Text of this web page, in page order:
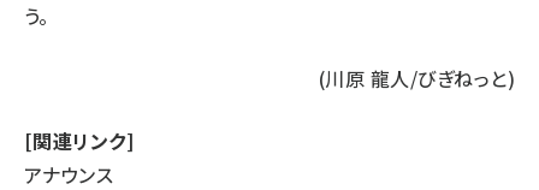
う。
(川原 龍人/びぎねっと)
[関連リンク]
アナウンス